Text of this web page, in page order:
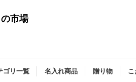
市場
ゴリ一覧 名入れ商品 贈り物